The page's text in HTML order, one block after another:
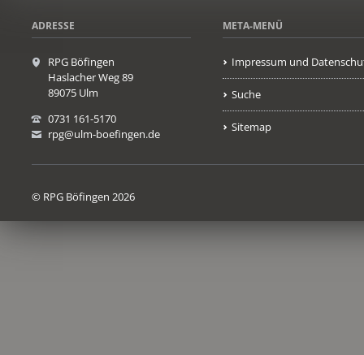
ADRESSE
RPG Böfingen
Haslacher Weg 89
89075 Ulm
0731 161-5170
rpg@ulm-boefingen.de
META-MENÜ
Impressum und
Suche
Sitemap
© RPG Böfingen 2026